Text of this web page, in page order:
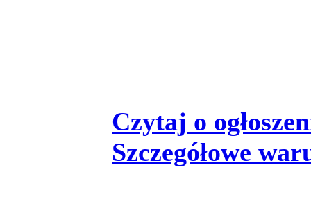
Czytaj o
Szczegółowe